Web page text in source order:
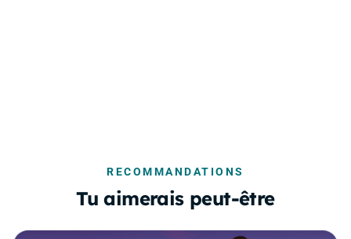
RECOMMANDATIONS
Tu aimerais peut-être